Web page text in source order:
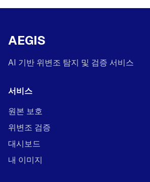
AEGIS
AI 기반 위변조 탐지 및 검증 서비스
서비스
원본 보호
위변조 검증
대시보드
내 이미지